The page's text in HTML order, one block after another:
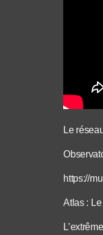
Le
https://
Atlas :